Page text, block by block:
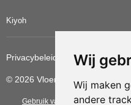
Wij
Wij maken
andere
Kiyoh
Privacybeleid Cookiebeleid
© 2026 Vloerbedekkingvoordelig
Gebruik van deze site betekent